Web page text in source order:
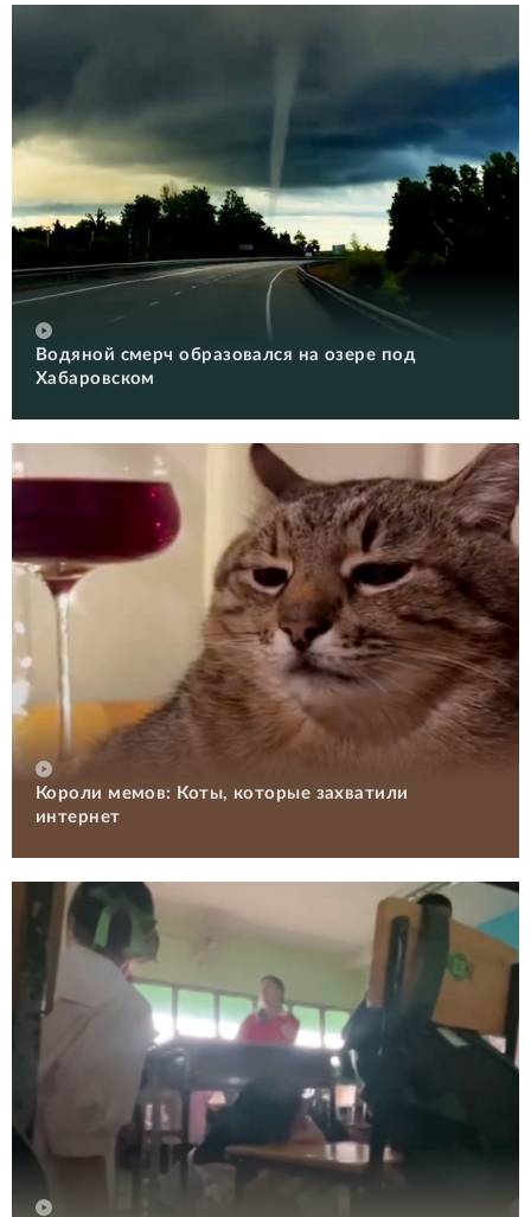
Водяной смерч образовался на озере под
Хабаровском
Короли мемов: Коты, которые захватили
интернет